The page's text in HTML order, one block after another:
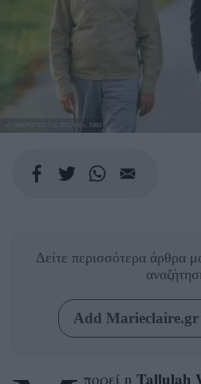
«Ο ΑΝΘΡΩΠΟΣ ΤΗΣ ΒΡΟΧΗΣ», 1988
Δείτε περισσότερα άρθρα
Add Marieclaire.gr
πορεί η Tallulah